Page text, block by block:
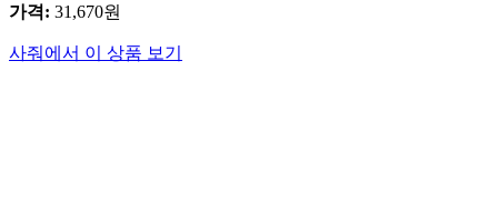
가격: 31,670원
사줘에서 이 상품 보기